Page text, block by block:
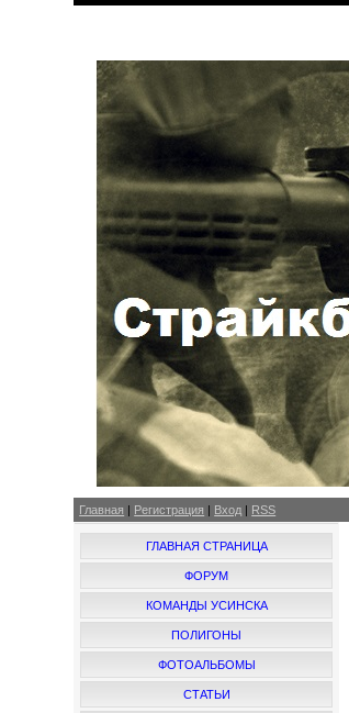
Главная | Регистрация | Вход | RSS
ГЛАВНАЯ СТРАНИЦА
ФОРУМ
КОМАНДЫ УСИНСКА
ПОЛИГОНЫ
ФОТОАЛЬБОМЫ
СТАТЬИ